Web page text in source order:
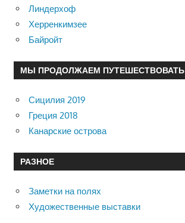
Линдерхоф
Херренкимзее
Байройт
МЫ ПРОДОЛЖАЕМ ПУТЕШЕСТВОВАТЬ
Сицилия 2019
Греция 2018
Канарские острова
РАЗНОЕ
Заметки на полях
Художественные выставки